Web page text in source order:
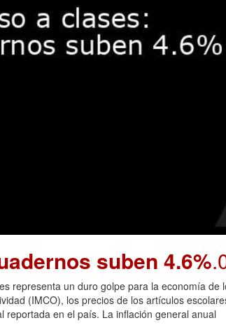
suben 4.6%
representa un duro golpe para la economía de
(IMCO), los precios de los artículos
en el país. La inflación general anual